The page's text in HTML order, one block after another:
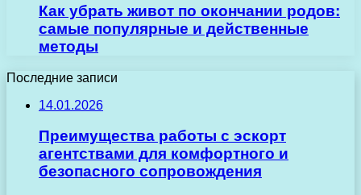
Как убрать живот по окончании родов:
самые популярные и действенные
методы
Последние записи
14.01.2026
Преимущества работы с эскорт
агентствами для комфортного и
безопасного сопровождения